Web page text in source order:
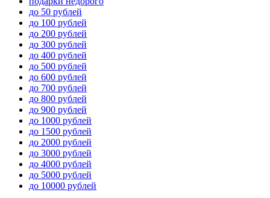
до 50 рублей
до 100 рублей
до 200 рублей
до 300 рублей
до 400 рублей
до 500 рублей
до 600 рублей
до 700 рублей
до 800 рублей
до 900 рублей
до 1000 рублей
до 1500 рублей
до 2000 рублей
до 3000 рублей
до 4000 рублей
до 5000 рублей
до 10000 рублей